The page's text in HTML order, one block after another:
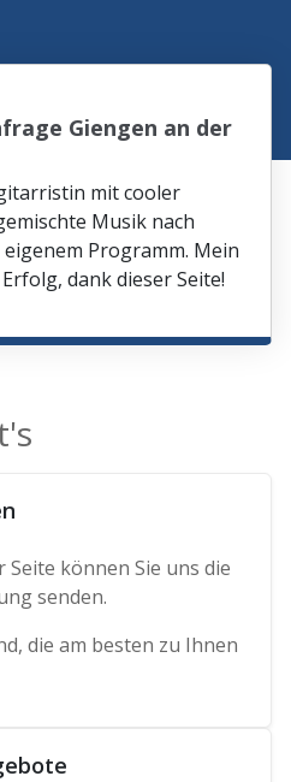
Giengen an der
mit cooler
Musik nach
Programm. Mein
dank dieser Seite!
können Sie uns die
senden.
die am besten zu Ihnen